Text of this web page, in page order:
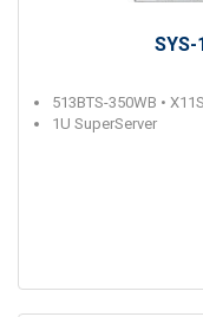
SYS-
513BTS-350WB •
1U SuperServer